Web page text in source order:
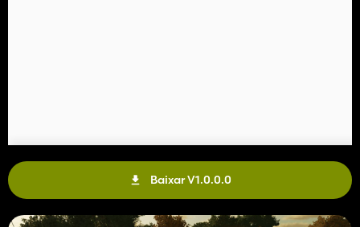
Baixar V1.0.0.0